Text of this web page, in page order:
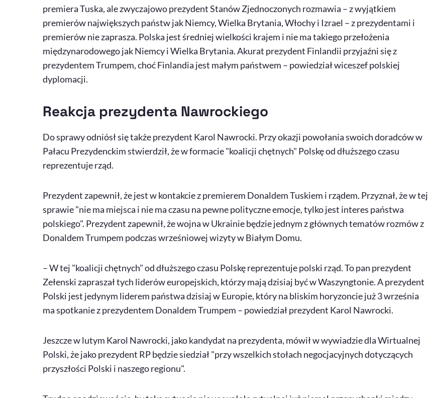
premiera Tuska, ale zwyczajowo prezydent Stanów Zjednoczonych rozmawia – z wyjątkiem
premierów największych państw jak Niemcy, Wielka Brytania, Włochy i Izrael – z prezydentami i
premierów nie zaprasza. Polska jest średniej wielkości krajem i nie ma takiego przełożenia
międzynarodowego jak Niemcy i Wielka Brytania. Akurat prezydent Finlandii przyjaźni się z
prezydentem Trumpem, choć Finlandia jest małym państwem – powiedział wiceszef polskiej
dyplomacji.
Reakcja prezydenta Nawrockiego
Do sprawy odniósł się także prezydent Karol Nawrocki. Przy okazji powołania swoich doradców w
Pałacu Prezydenckim stwierdził, że w formacie "koalicji chętnych" Polskę od dłuższego czasu
reprezentuje rząd.
Prezydent zapewnił, że jest w kontakcie z premierem Donaldem Tuskiem i rządem. Przyznał, że w tej
sprawie "nie ma miejsca i nie ma czasu na pewne polityczne emocje, tylko jest interes państwa
polskiego". Prezydent zapewnił, że wojna w Ukrainie będzie jednym z głównych tematów rozmów z
Donaldem Trumpem podczas wrześniowej wizyty w Białym Domu.
– W tej "koalicji chętnych" od dłuższego czasu Polskę reprezentuje polski rząd. To pan prezydent
Zełenski zapraszał tych liderów europejskich, którzy mają dzisiaj być w Waszyngtonie. A prezydent
Polski jest jedynym liderem państwa dzisiaj w Europie, który na bliskim horyzoncie już 3 września
ma spotkanie z prezydentem Donaldem Trumpem – powiedział prezydent Karol Nawrocki.
Jeszcze w lutym Karol Nawrocki, jako kandydat na prezydenta, mówił w wywiadzie dla Wirtualnej
Polski, że jako prezydent RP będzie siedział "przy wszelkich stołach negocjacyjnych dotyczących
przyszłości Polski i naszego regionu".